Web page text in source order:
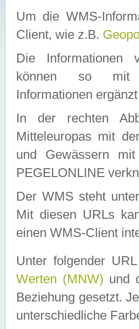
Um die WMS-
Client, wie z.B.
Die Informationen
können so mit
Informationen
In der rechten
Mitteleuropas mit
und Gewässern
PEGELONLINE
Der WMS steht
Mit diesen URLs
einen WMS-Client
Unter folgender
Werten (MNW) und
Beziehung gesetzt.
unterschiedliche